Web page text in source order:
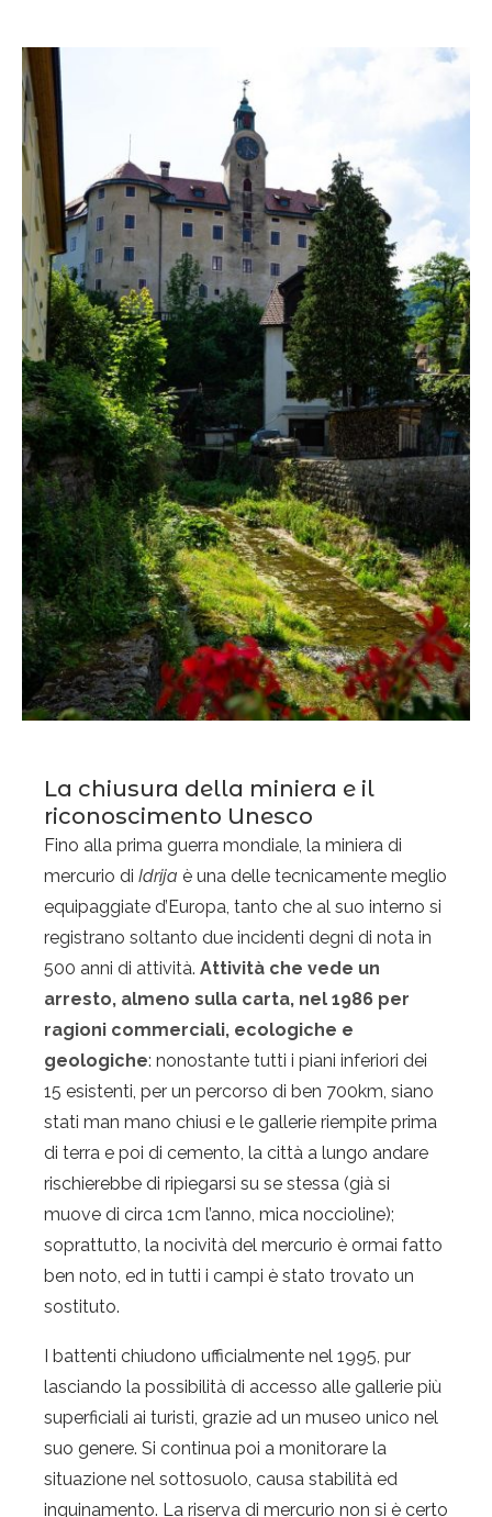
La chiusura della miniera e il
riconoscimento Unesco
Fino alla prima guerra mondiale, la miniera di
mercurio di Idrija è una delle tecnicamente meglio
equipaggiate d’Europa, tanto che al suo interno si
registrano soltanto due incidenti degni di nota in
500 anni di attività. Attività che vede un
arresto, almeno sulla carta, nel 1986 per
ragioni commerciali, ecologiche e
geologiche: nonostante tutti i piani inferiori dei
15 esistenti, per un percorso di ben 700km, siano
stati man mano chiusi e le gallerie riempite prima
di terra e poi di cemento, la città a lungo andare
rischierebbe di ripiegarsi su se stessa (già si
muove di circa 1cm l’anno, mica noccioline);
soprattutto, la nocività del mercurio è ormai fatto
ben noto, ed in tutti i campi è stato trovato un
sostituto.
I battenti chiudono ufficialmente nel 1995, pur
lasciando la possibilità di accesso alle gallerie più
superficiali ai turisti, grazie ad un museo unico nel
suo genere. Si continua poi a monitorare la
situazione nel sottosuolo, causa stabilità ed
inquinamento. La riserva di mercurio non si è certo